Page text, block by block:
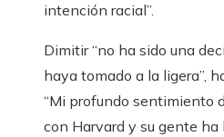
intención racial”.
Dimitir “no ha sido una
haya tomado a la ligera”,
“Mi profundo sentimiento
con Harvard y su gente ha